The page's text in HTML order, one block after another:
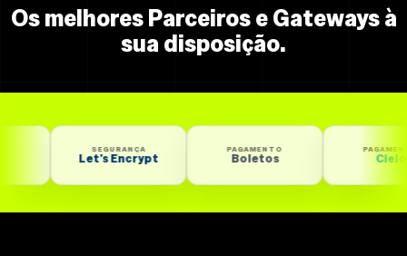
Os melhores Parceiros e Gateways à
sua disposição.
SEGURANÇA
Let’s Encrypt
PAGAMENTO
Boletos
PAGAMENTO